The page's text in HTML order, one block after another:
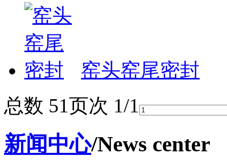
窑头窑尾密封
总数 51页次 1/1
新闻中心/News center